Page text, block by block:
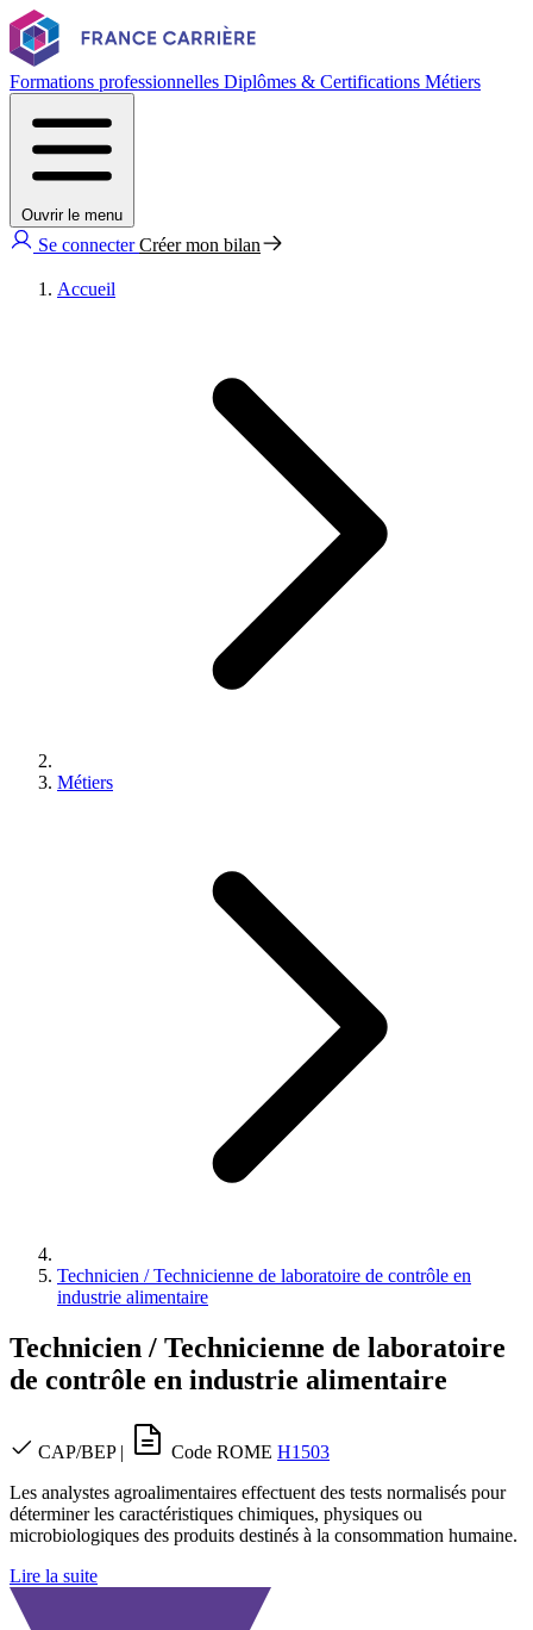
Formations professionnelles Diplômes & Certifications Métiers
Ouvrir le menu
Se connecterCréer mon bilan
Accueil
Métiers
Technicien / Technicienne de laboratoire de contrôle en
industrie alimentaire
Technicien / Technicienne de laboratoire
de contrôle en industrie alimentaire
CAP/BEP | Code ROME H1503
Les analystes agroalimentaires effectuent des tests normalisés pour
déterminer les caractéristiques chimiques, physiques ou
microbiologiques des produits destinés à la consommation humaine.
Lire la suite